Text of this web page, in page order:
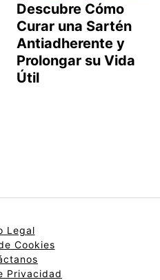
Descubre Cómo
Curar una Sartén
Antiadherente y
Prolongar su Vida
Útil
Legal
Cookies
Privacidad